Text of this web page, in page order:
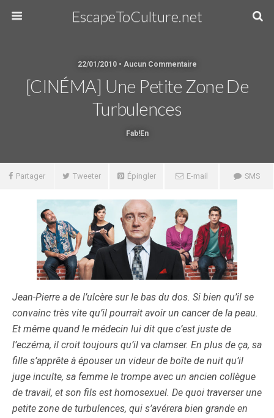
EscapeToCulture.net
22/01/2010 • Aucun Commentaire
[CINÉMA] Une Petite Zone De
Turbulences
Fab!en
Partager Tweeter Épingler E-mail SMS
Jean-Pierre a de l’ulcère sur le bas du dos. Si bien qu’il se
convainc très vite qu’il pourrait avoir un cancer de la peau.
Et même quand le médecin lui dit que c’est juste de
l’eczéma, il croit toujours qu’il va clamser. En plus de ça, sa
fille s’apprête à épouser un videur de boîte de nuit qu’il
juge inculte, sa femme le trompe avec un ancien collègue
de travail, et son fils est homosexuel. De quoi traverser une
petite zone de turbulences, qui s’avérera bien grande en